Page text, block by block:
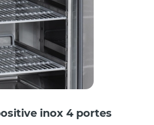
inox 4 portes